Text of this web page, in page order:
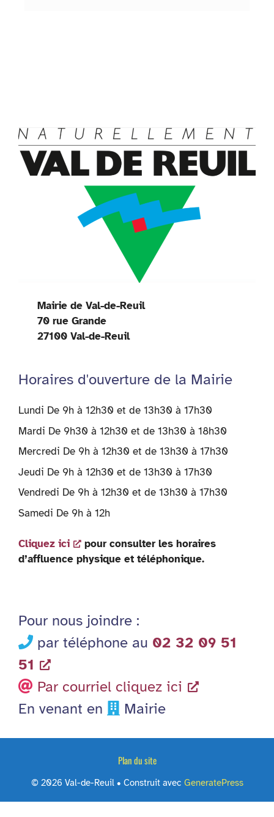
Mairie de Val-de-Reuil
70 rue Grande
27100 Val-de-Reuil
Horaires d'ouverture de la Mairie
Lundi De 9h à 12h30 et de 13h30 à 17h30
Mardi De 9h30 à 12h30 et de 13h30 à 18h30
Mercredi De 9h à 12h30 et de 13h30 à 17h30
Jeudi De 9h à 12h30 et de 13h30 à 17h30
Vendredi De 9h à 12h30 et de 13h30 à 17h30
Samedi De 9h à 12h
Cliquez ici
pour consulter les horaires
d’affluence physique et téléphonique.
Pour nous joindre :
par téléphone au 02 32 09 51
51
Par courriel cliquez ici
En venant en
Mairie
Plan du site
© 2026 Val-de-Reuil• Construit avec GeneratePress